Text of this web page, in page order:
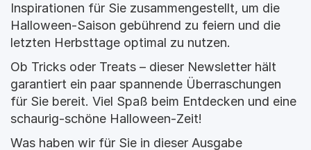
Inspirationen für Sie zusammengestellt, um die
Halloween-Saison gebührend zu feiern und die
letzten Herbsttage optimal zu nutzen.
Ob Tricks oder Treats – dieser Newsletter hält
garantiert ein paar spannende Überraschungen
für Sie bereit. Viel Spaß beim Entdecken und eine
schaurig-schöne Halloween-Zeit!
Was haben wir für Sie in dieser Ausgabe